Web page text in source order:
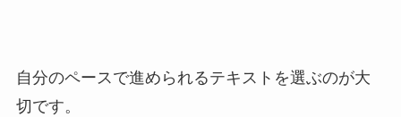
自分のペースで進められるテキストを選ぶのが大
切です。